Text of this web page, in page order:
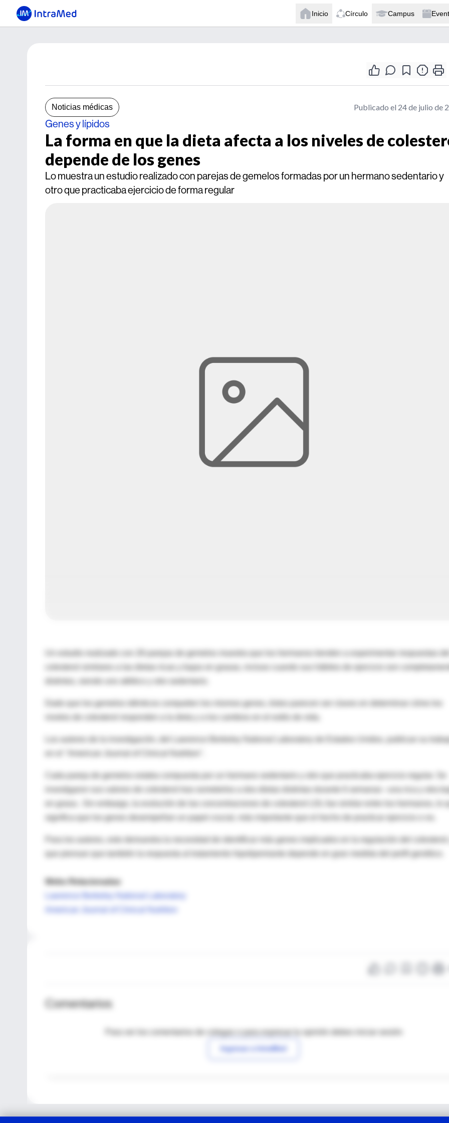
Inicio Círculo Campus
Noticias médicas Publicado el 24 de julio de
Genes y lípidos
La forma en que la dieta afecta a los niveles de
depende de los genes
Lo muestra un estudio realizado con parejas de gemelos formadas por un hermano sedentario y
otro que practicaba ejercicio de forma regular
Un estudio realizado con 28 parejas de gemelos muestra que los hermanos tienden a experimentar respuestas
Dado que los gemelos idénticos comparten los mismos genes, éstos parecen ser claves en determinar cómo los
Los autores de la investigación, del Lawrence Berkeley National Laboratory de Estados Unidos, publican su
Cada pareja de gemelos estaba compuesta por un hermano sedentario y otro que practicaba ejercicio regular. Se
investigaron sus valores de colesterol tras someterlos a dos dietas distintas durante 6 semanas –una rica y otra
en grasa-. Sin embargo, la evolución de las concentraciones de colesterol LDL fue similar entre los hermanos, lo
significa que los genes desempeñan un papel crucial, más importante que el hecho de practicar ejercicio o no.
Para los autores, esto demuestra la necesidad de identificar más genes implicados en la regulación del
que piensan que también la respuesta al tratamiento hipolipemiante depende en gran medida del perfil genético.
Webs Relacionadas
Comentarios
Para ver los comentarios de colegas o para expresar tu opinión debes iniciar sesión
Ingresar a IntraMed